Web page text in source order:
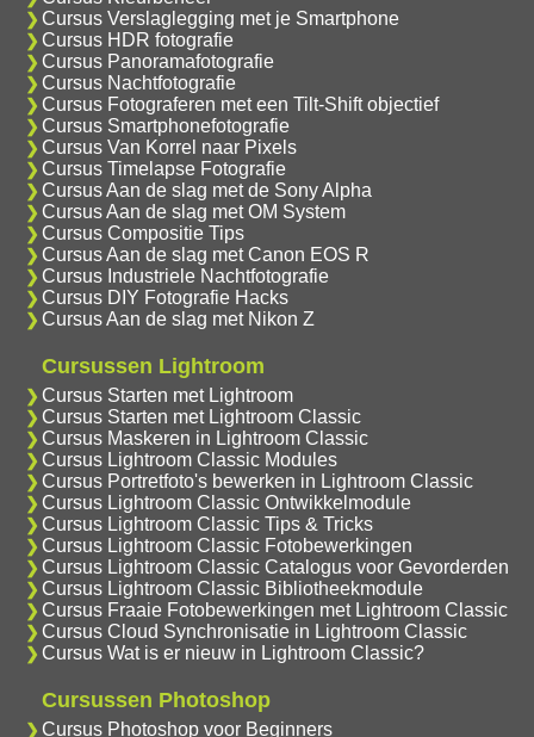
Cursus Verslaglegging met je Smartphone
Cursus HDR fotografie
Cursus Panoramafotografie
Cursus Nachtfotografie
Cursus Fotograferen met een Tilt-Shift objectief
Cursus Smartphonefotografie
Cursus Van Korrel naar Pixels
Cursus Timelapse Fotografie
Cursus Aan de slag met de Sony Alpha
Cursus Aan de slag met OM System
Cursus Compositie Tips
Cursus Aan de slag met Canon EOS R
Cursus Industriele Nachtfotografie
Cursus DIY Fotografie Hacks
Cursus Aan de slag met Nikon Z
Cursussen Lightroom
Cursus Starten met Lightroom
Cursus Starten met Lightroom Classic
Cursus Maskeren in Lightroom Classic
Cursus Lightroom Classic Modules
Cursus Portretfoto's bewerken in Lightroom Classic
Cursus Lightroom Classic Ontwikkelmodule
Cursus Lightroom Classic Tips & Tricks
Cursus Lightroom Classic Fotobewerkingen
Cursus Lightroom Classic Catalogus voor Gevorderden
Cursus Lightroom Classic Bibliotheekmodule
Cursus Fraaie Fotobewerkingen met Lightroom Classic
Cursus Cloud Synchronisatie in Lightroom Classic
Cursus Wat is er nieuw in Lightroom Classic?
Cursussen Photoshop
Cursus Photoshop voor Beginners